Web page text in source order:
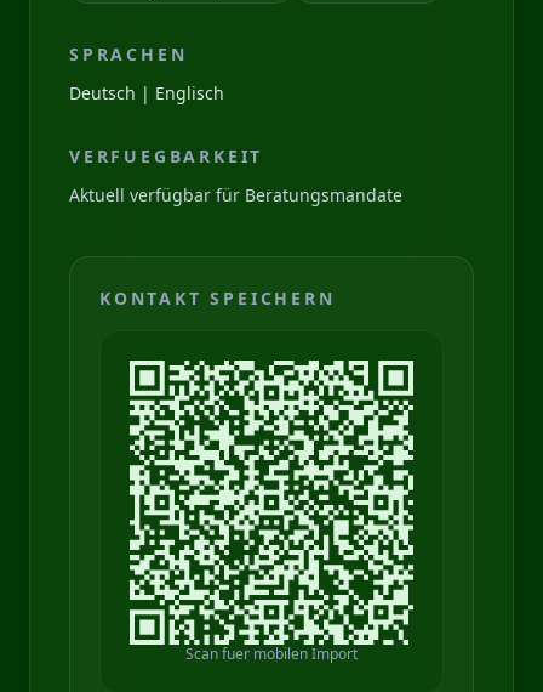
SPRACHEN
Deutsch | Englisch
VERFUEGBARKEIT
Aktuell verfügbar für Beratungsmandate
KONTAKT SPEICHERN
Scan fuer mobilen Import